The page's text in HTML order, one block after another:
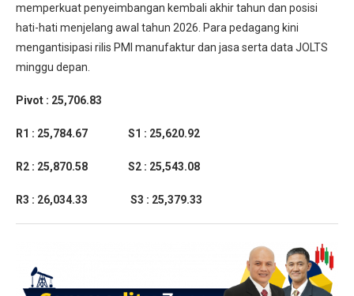
memperkuat penyeimbangan kembali akhir tahun dan posisi
hati-hati menjelang awal tahun 2026. Para pedagang kini
mengantisipasi rilis PMI manufaktur dan jasa serta data JOLTS
minggu depan.
Pivot : 25,706.83
R1 : 25,784.67 S1 : 25,620.92
R2 : 25,870.58 S2 : 25,543.08
R3 : 26,034.33 S3 : 25,379.33